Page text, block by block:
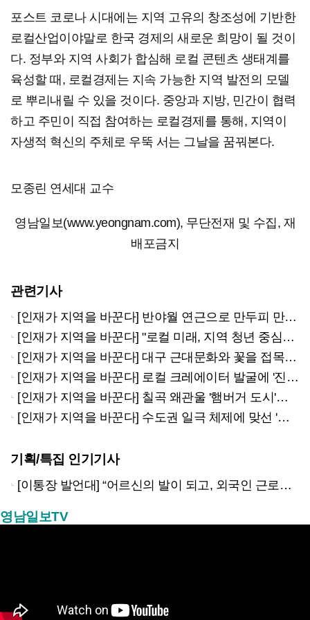
포스트 코로나 시대에는 지역 고유의 창조성에 기반한
로컬산업이야말로 한국 경제의 새로운 희망이 될 것이
다. 정부와 지역 사회가 합심해 로컬 콘텐츠 생태계를
육성할 때, 로컬경제는 지속 가능한 지역 발전의 모델
로 뿌리내릴 수 있을 것이다. 중앙과 지방, 민간이 협력
하고 주민이 직접 참여하는 로컬경제를 통해, 지역이
자생적 혁신의 주체로 우뚝 서는 그날을 꿈꿔본다.
모종린 연세대 교수
영남일보(www.yeongnam.com), 무단전재 및 수집, 재
배포금지
관련기사
[인재가 지역을 바꾼다] 반야월 연근으로 만두피 만든 육일손만두
[인재가 지역을 바꾼다] "로컬 미래, 지역 청년 중심으로 설계해야"
[인재가 지역을 바꾼다] 대구 근대문화와 꽃을 접목한 로지의 공원
[인재가 지역을 바꾼다] 로컬 크레에이터 발굴에 '진심'인 대구경북…부울경까지 영향력 퍼뜨린다
[인재가 지역을 바꾼다] 칠곡 왜관울 '햄버거 도시'으로 만든 므므흐스 부엉이버거
[인재가 지역을 바꾼다] 수도권 일극 체제에 맞선 '로컬의 가치'
기획/특집 인기기사
[이통장 발언대] “어르신의 발이 되고, 외국인 근로자의 벗이 되고”…박상철 이장의 ‘사람 농사’
영남일보TV